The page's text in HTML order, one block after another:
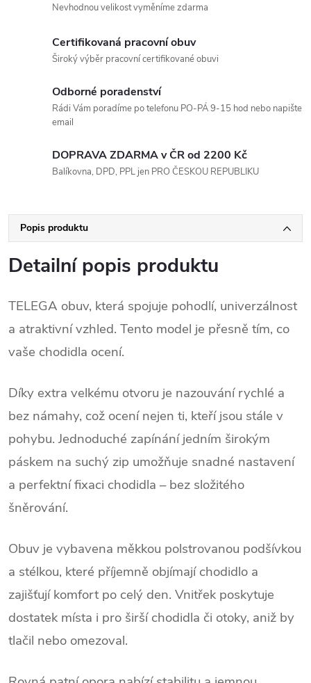
Nevhodnou velikost vyměníme zdarma
Certifikovaná pracovní obuv
Široký výběr pracovní certifikované obuvi
Odborné poradenství
Rádi Vám poradíme po telefonu PO-PÁ 9-15 hod nebo napište
email
DOPRAVA ZDARMA v ČR od 2200 Kč
Balíkovna, DPD, PPL jen PRO ČESKOU REPUBLIKU
Popis produktu
Detailní popis produktu
TELEGA obuv, která spojuje pohodlí, univerzálnost
a atraktivní vzhled. Tento model je přesně tím, co
vaše chodidla ocení.
Díky extra velkému otvoru je nazouvání rychlé a
bez námahy, což ocení nejen ti, kteří jsou stále v
pohybu. Jednoduché zapínání jedním širokým
páskem na suchý zip umožňuje snadné nastavení
a perfektní fixaci chodidla – bez složitého
šněrování.
Obuv je vybavena měkkou polstrovanou podšívkou
a stélkou, které příjemně objímají chodidlo a
zajišťují komfort po celý den. Vnitřek poskytuje
dostatek místa i pro širší chodidla či otoky, aniž by
tlačil nebo omezoval.